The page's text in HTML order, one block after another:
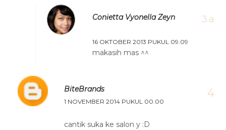
Conietta Vyonella Zeyn
16 OKTOBER 2013 PUKUL 09.09
makasih mas ^^
BiteBrands
1 NOVEMBER 2014 PUKUL 00.00
cantik suka ke salon y :D